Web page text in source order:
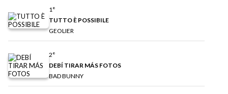
1°
TUTTO È POSSIBILE
GEOLIER
2°
DEBÍ TIRAR MÁS FOTOS
BAD BUNNY